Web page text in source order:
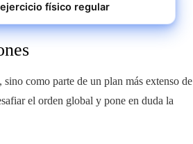
físico regular
como parte de un plan más extenso de
el orden global y pone en duda la